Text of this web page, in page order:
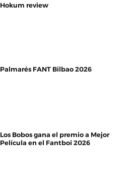
Hokum review
Palmarés FANT Bilbao 2026
Los Bobos gana el premio a Mejor
Película en el Fantboi 2026